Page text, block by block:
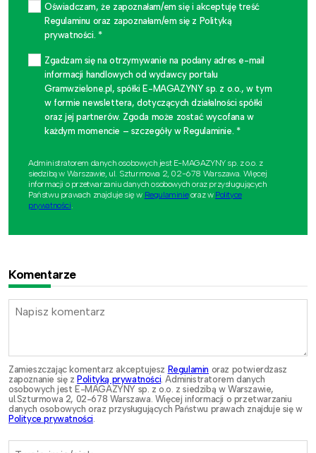
Oświadczam, że zapoznałam/em się i akceptuję treść
Regulaminu oraz zapoznałam/em się z Polityką
prywatności. *
Zgadzam się na otrzymywanie na podany adres e-mail
informacji handlowych od wydawcy portalu
Gramwzielone.pl, spółki E-MAGAZYNY sp. z o.o., w tym
w formie newslettera, dotyczących działalności spółki
oraz jej partnerów. Zgoda może zostać wycofana w
każdym momencie – szczegóły w Regulaminie. *
Administratorem danych osobowych jest E-MAGAZYNY sp. z o.o. z
siedzibą w Warszawie, ul. Szturmowa 2, 02-678 Warszawa. Więcej
informacji o przetwarzaniu danych osobowych oraz przysługujących
Państwu prawach znajduje się w Regulaminieoraz w Polityce
prywatności.
Komentarze
Zamieszczając komentarz akceptujesz Regulamin oraz potwierdzasz
zapoznanie się zPolityką prywatności . Administratorem danych
osobowych jest E-MAGAZYNY sp. z o.o. z siedzibą w Warszawie,
ul.Szturmowa 2, 02-678 Warszawa. Więcej informacji o przetwarzaniu
danych osobowych oraz przysługujących Państwu prawach znajduje się w
Polityce prywatności